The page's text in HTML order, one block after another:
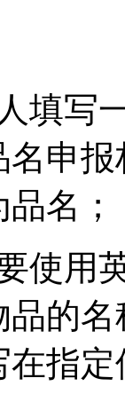
填写
申
名；
使用
的
指定